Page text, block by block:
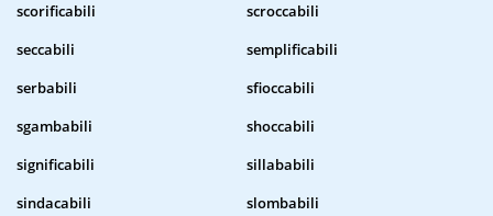
scorificabili
scroccabili
seccabili
semplificabili
serbabili
sfioccabili
sgambabili
shoccabili
significabili
sillababili
sindacabili
slombabili